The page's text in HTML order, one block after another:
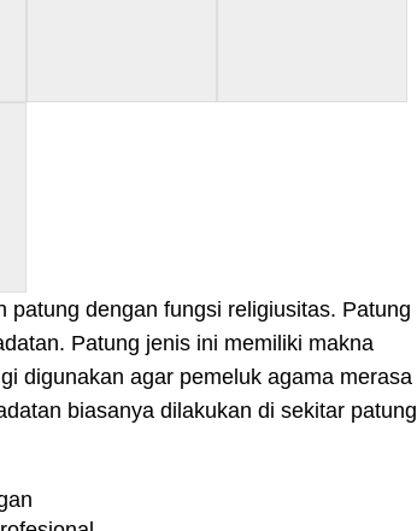
dengan fungsi religiusitas. Patung
Patung jenis ini memiliki makna
digunakan agar pemeluk agama merasa
biasanya dilakukan di sekitar patung